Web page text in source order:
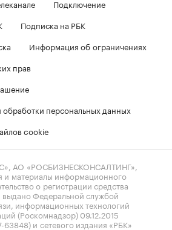
Подключение
Подписка на РБК
Информация об ограничениях
прав
персональных данных
cookie
АО «РОСБИЗНЕСКОНСАЛТИНГ»,
и материалы информационного
о регистрации средства
Федеральной службой
информационных технологий
(Роскомнадзор) 09.12.2015
и сетевого издания «РБК»